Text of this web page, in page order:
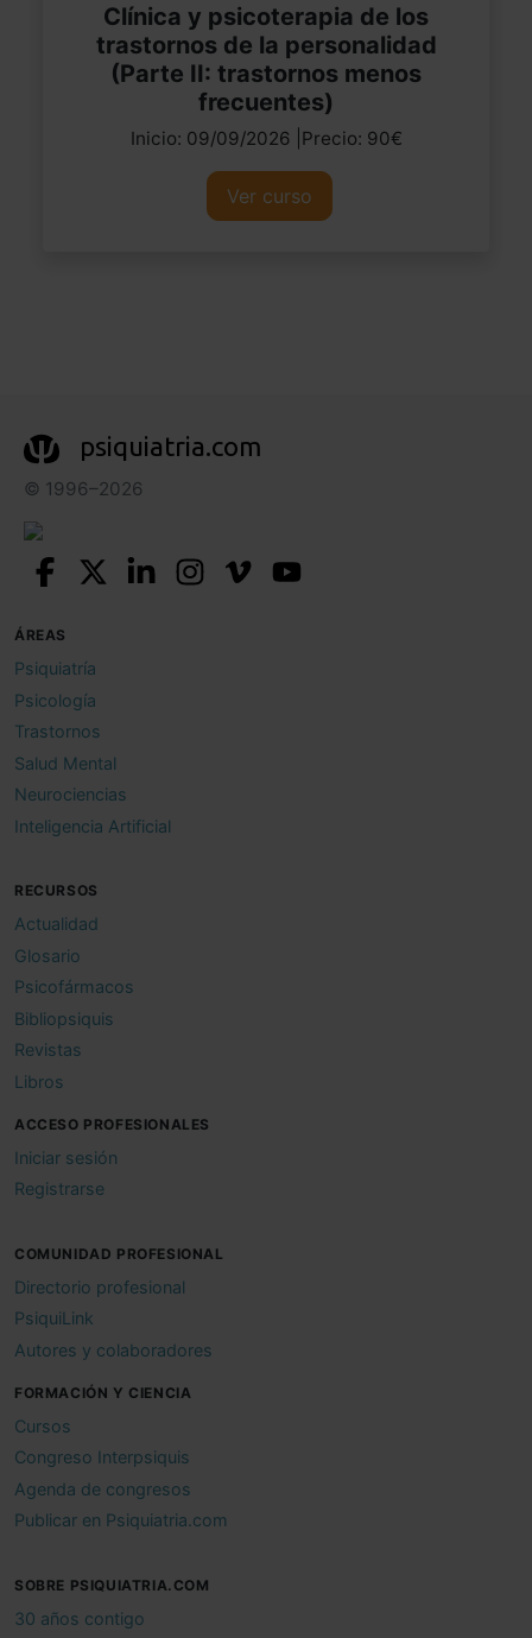
Clínica y psicoterapia de los
trastornos de la personalidad
(Parte II: trastornos menos
frecuentes)
Inicio: 09/09/2026 |Precio: 90€
Ver curso
psiquiatria.com
© 1996–2026
ÁREAS
Psiquiatría
Psicología
Trastornos
Salud Mental
Neurociencias
Inteligencia Artificial
RECURSOS
Actualidad
Glosario
Psicofármacos
Bibliopsiquis
Revistas
Libros
ACCESO PROFESIONALES
Iniciar sesión
Registrarse
COMUNIDAD PROFESIONAL
Directorio profesional
PsiquiLink
Autores y colaboradores
FORMACIÓN Y CIENCIA
Cursos
Congreso Interpsiquis
Agenda de congresos
Publicar en Psiquiatria.com
SOBRE PSIQUIATRIA.COM
30 años contigo